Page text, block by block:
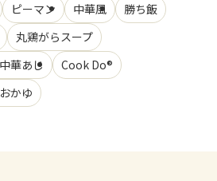
ピーマン 中華風
勝ち飯
丸鶏がらスープ
華あじ
Cook Do®
かゆ